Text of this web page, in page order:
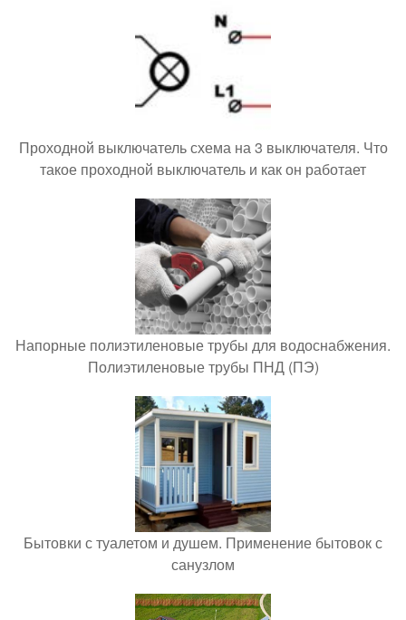
Проходной выключатель схема на 3 выключателя. Что
такое проходной выключатель и как он работает
Напорные полиэтиленовые трубы для водоснабжения.
Полиэтиленовые трубы ПНД (ПЭ)
Бытовки с туалетом и душем. Применение бытовок с
санузлом